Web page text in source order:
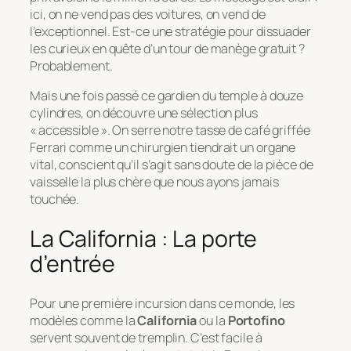
ici, on ne vend pas des voitures, on vend de
l’exceptionnel. Est-ce une stratégie pour dissuader
les curieux en quête d’un tour de manège gratuit ?
Probablement.
Mais une fois passé ce gardien du temple à douze
cylindres, on découvre une sélection plus
« accessible ». On serre notre tasse de café griffée
Ferrari comme un chirurgien tiendrait un organe
vital, conscient qu’il s’agit sans doute de la pièce de
vaisselle la plus chère que nous ayons jamais
touchée.
La California : La porte
d’entrée
Pour une première incursion dans ce monde, les
modèles comme laCaliforniaou la Portofino
servent souvent de tremplin. C’est facile à